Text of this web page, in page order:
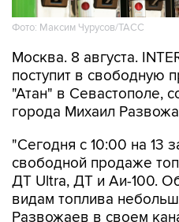
Фото: Максим Чурусов/ТАСС
Москва. 8 августа.
поступит в свободную
"Атан" в Севастополе,
города Михаил
"Сегодня с 10:00 на 13
свободной продаже
ДТ Ultra, ДТ и Аи-100.
видам топлива
Развожаев в своем